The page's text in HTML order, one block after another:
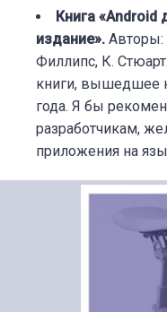
Книга «Android
издание». Авторы:
Филлипс, К.
книги, вышедшее
года. Я бы
разработчикам,
приложения на